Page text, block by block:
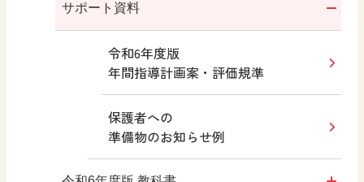
サポート資料
令和6年度版
年間指導計画案・評価規準
保護者への
準備物のお知らせ例